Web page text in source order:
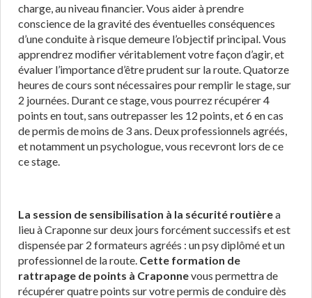
charge, au niveau financier. Vous aider à prendre
conscience de la gravité des éventuelles conséquences
d’une conduite à risque demeure l’objectif principal. Vous
apprendrez modifier véritablement votre façon d’agir, et
évaluer l’importance d’être prudent sur la route. Quatorze
heures de cours sont nécessaires pour remplir le stage, sur
2 journées. Durant ce stage, vous pourrez récupérer 4
points en tout, sans outrepasser les 12 points, et 6 en cas
de permis de moins de 3 ans. Deux professionnels agréés,
et notamment un psychologue, vous recevront lors de ce
ce stage.
La session de sensibilisation à la sécurité routièrea
lieu à Craponne sur deux jours forcément successifs et est
dispensée par 2 formateurs agréés : un psy diplômé et un
professionnel de la route. Cette formation de
rattrapage de points à Craponnevous permettra de
récupérer quatre points sur votre permis de conduire dès